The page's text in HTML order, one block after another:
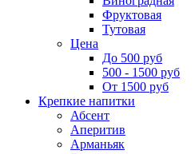
Фруктовая
Тутовая
Цена
До 500 руб
500 - 1500 руб
От 1500 руб
Крепкие напитки
Абсент
Аперитив
Арманьяк